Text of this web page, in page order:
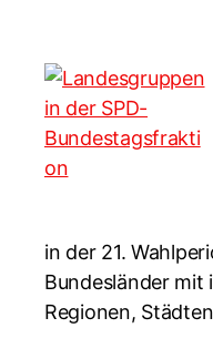
in der 21.
Bundesländer mit
Regionen,